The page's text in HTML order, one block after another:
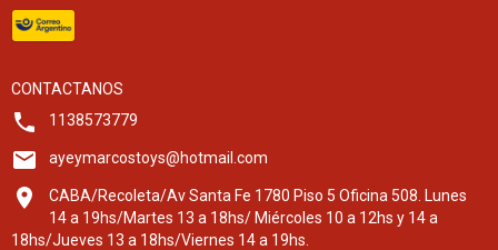
CONTACTANOS
1138573779
ayeymarcostoys@hotmail.com
CABA/Recoleta/Av Santa Fe 1780 Piso 5 Oficina 508. Lunes
14 a 19hs/Martes 13 a 18hs/ Miércoles 10 a 12hs y 14 a
18hs/Jueves 13 a 18hs/Viernes 14 a 19hs.